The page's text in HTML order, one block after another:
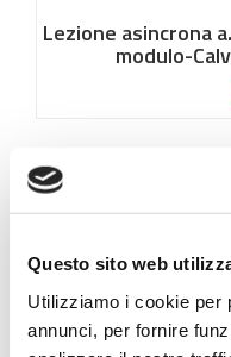
Questo sito web
Utilizziamo i cookie per
annunci, per fornire
Lezione asincrona
modulo-